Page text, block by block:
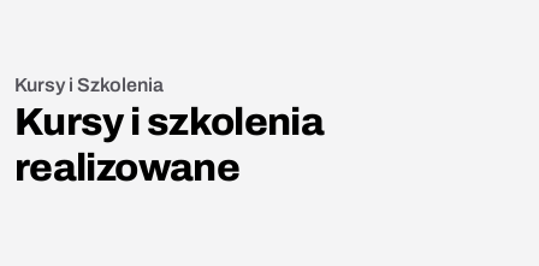
Kursy i Szkolenia
Kursy i szkolenia
realizowane